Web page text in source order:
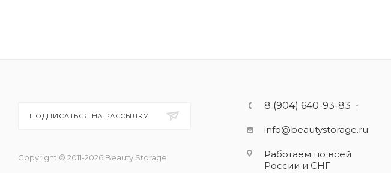
ПОДПИСАТЬСЯ НА РАССЫЛКУ
Copyright © 2011-2026 Beauty Storage
8 (904) 640-93-83
info@beautystorage.ru
Работаем по всей
России и СНГ